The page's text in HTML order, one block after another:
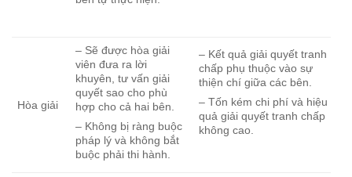
Hòa giải
– Sẽ được hòa giải
viên đưa ra lời
khuyên, tư vấn giải
quyết sao cho phù
hợp cho cả hai bên.
– Không bị ràng buộc
pháp lý và không bắt
buộc phải thi hành.
– Kết quả giải quyết tranh
chấp phụ thuộc vào sự
thiện chí giữa các bên.
– Tốn kém chi phí và hiệu
quả giải quyết tranh chấp
không cao.